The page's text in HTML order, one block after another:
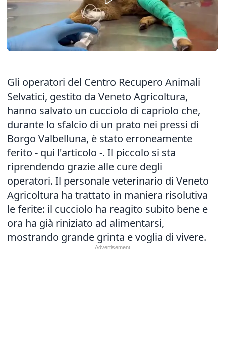
Gli operatori del Centro Recupero Animali
Selvatici, gestito da Veneto Agricoltura,
hanno salvato un cucciolo di capriolo che,
durante lo sfalcio di un prato nei pressi di
Borgo Valbelluna, è stato erroneamente
ferito - qui l'articolo -. Il piccolo si sta
riprendendo grazie alle cure degli
operatori. Il personale veterinario di Veneto
Agricoltura ha trattato in maniera risolutiva
le ferite: il cucciolo ha reagito subito bene e
ora ha già riniziato ad alimentarsi,
mostrando grande grinta e voglia di vivere.